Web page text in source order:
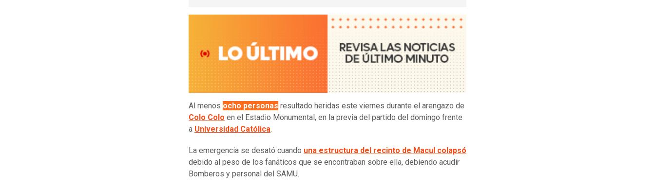
Al menos ocho personas resultado heridas este viernes durante el arengazo de
Colo Colo en el Estadio Monumental, en la previa del partido del domingo frente
a Universidad Católica.
La emergencia se desató cuando una estructura del recinto de Macul colapsó
debido al peso de los fanáticos que se encontraban sobre ella, debiendo acudir
Bomberos y personal del SAMU.